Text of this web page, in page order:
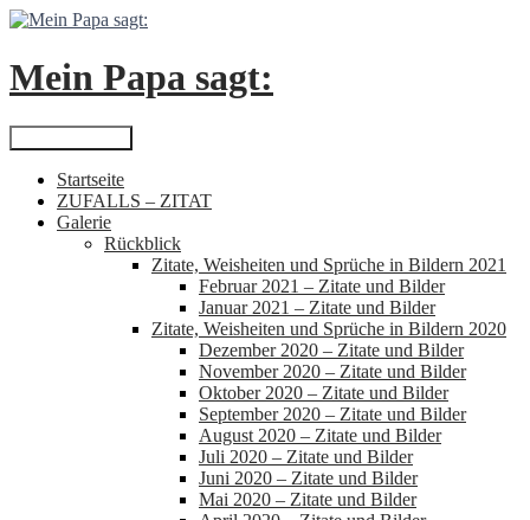
Zum
springen
Mein Papa sagt:
Suchen
Startseite
ZUFALLS – ZITAT
Galerie
Rückblick
Zitate, Weisheiten und Sprüche in Bildern 2021
Februar 2021 – Zitate und Bilder
Januar 2021 – Zitate und Bilder
Zitate, Weisheiten und Sprüche in Bildern 2020
Dezember 2020 – Zitate und Bilder
November 2020 – Zitate und Bilder
Oktober 2020 – Zitate und Bilder
September 2020 – Zitate und Bilder
August 2020 – Zitate und Bilder
Juli 2020 – Zitate und Bilder
Juni 2020 – Zitate und Bilder
Mai 2020 – Zitate und Bilder